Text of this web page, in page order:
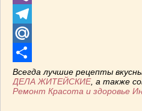
японская кухня
Viber
Telegram
Mail.Ru
Отправить
Всегда лучшие рецепты
ДЕЛА ЖИТЕЙСКИЕ, а также
Ремонт Красота и здоровье